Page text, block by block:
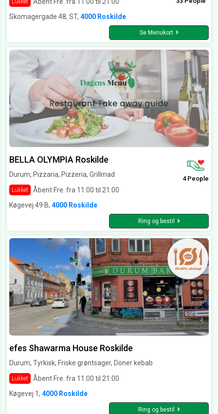
Lukket
Skomagergade 48, ST, 4000 Roskilde
Se Menukort
BELLA OLYMPIA Roskilde
Durum, Pizzaria, Pizzeria, Grillmad
Lukket Åbent Fre. fra 11:00 til 21:00
4 People
Køgevej 49 B, 4000 Roskilde
Ring og bestil
efes Shawarma House Roskilde
Durum, Tyrkisk, Friske grøntsager, Döner kebab
Lukket
Åbent Fre. fra 11:00 til 21:00
Køgevej 1, 4000 Roskilde
Ring og bestil